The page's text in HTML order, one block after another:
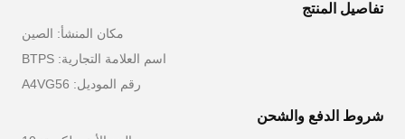
تفاصيل المنتج
مكان المنشأ: الصين
اسم العلامة التجارية: BTPS
رقم الموديل: A4VG56
شروط الدفع والشحن